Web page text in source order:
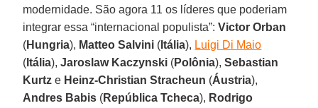
modernidade. São agora 11 os líderes que poderiam
integrar essa “internacional populista”:Victor Orban
(Hungria), Matteo Salvini ( Itália), Luigi Di Maio
( Itália),Jaroslaw Kaczynski (Polônia),Sebastian
Kurtze Heinz-Christian Stracheun (Áustria),
Andres Babis (República Tcheca), Rodrigo